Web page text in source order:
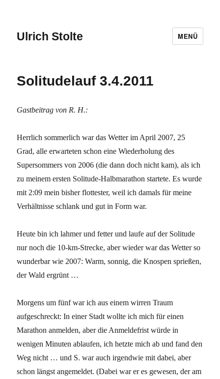
Ulrich Stolte MENÜ
Solitudelauf 3.4.2011
Gastbeitrag von R. H.:
Herrlich sommerlich war das Wetter im April 2007, 25
Grad, alle erwarteten schon eine Wiederholung des
Supersommers von 2006 (die dann doch nicht kam), als ich
zu meinem ersten Solitude-Halbmarathon startete. Es wurde
mit 2:09 mein bisher flottester, weil ich damals für meine
Verhältnisse schlank und gut in Form war.
Heute bin ich lahmer und fetter und laufe auf der Solitude
nur noch die 10-km-Strecke, aber wieder war das Wetter so
wunderbar wie 2007: Warm, sonnig, die Knospen sprießen,
der Wald ergrünt …
Morgens um fünf war ich aus einem wirren Traum
aufgeschreckt: In einer Stadt wollte ich mich für einen
Marathon anmelden, aber die Anmeldefrist würde in
wenigen Minuten ablaufen, ich hetzte mich ab und fand den
Weg nicht … und S. war auch irgendwie mit dabei, aber
schon längst angemeldet. (Dabei war er es gewesen, der am